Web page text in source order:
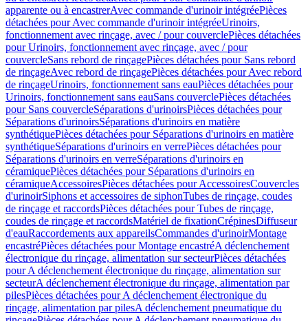
apparente ou à encastrerAvec commande d'urinoir intégréePièces
détachées pour Avec commande d'urinoir intégréeUrinoirs,
fonctionnement avec rinçage, avec / pour couverclePièces détachées
pour Urinoirs, fonctionnement avec rinçage, avec / pour
couvercleSans rebord de rinçagePièces détachées pour Sans rebord
de rinçageAvec rebord de rinçagePièces détachées pour Avec rebord
de rinçageUrinoirs, fonctionnement sans eauPièces détachées pour
Urinoirs, fonctionnement sans eauSans couverclePièces détachées
pour Sans couvercleSéparations d'urinoirsPièces détachées pour
Séparations d'urinoirsSéparations d'urinoirs en matière
synthétiquePièces détachées pour Séparations d'urinoirs en matière
synthétiqueSéparations d'urinoirs en verrePièces détachées pour
Séparations d'urinoirs en verreSéparations d'urinoirs en
céramiquePièces détachées pour Séparations d'urinoirs en
céramiqueAccessoiresPièces détachées pour AccessoiresCouvercles
d'urinoirSiphons et accessoires de siphonTubes de rinçage, coudes
de rinçage et raccordsPièces détachées pour Tubes de rinçage,
coudes de rinçage et raccordsMatériel de fixationCrépinesDiffuseur
d'eauRaccordements aux appareilsCommandes d'urinoirMontage
encastréPièces détachées pour Montage encastréA déclenchement
électronique du rinçage, alimentation sur secteurPièces détachées
pour A déclenchement électronique du rinçage, alimentation sur
secteurA déclenchement électronique du rinçage, alimentation par
pilesPièces détachées pour A déclenchement électronique du
rinçage, alimentation par pilesA déclenchement pneumatique du